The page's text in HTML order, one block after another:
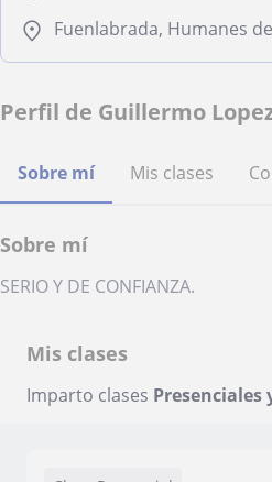
Perfil de Guillermo
Sobre mí Mis clases
Sobre mí
SERIO Y DE CONFIANZA.
Mis clases
Imparto clases Presenciales